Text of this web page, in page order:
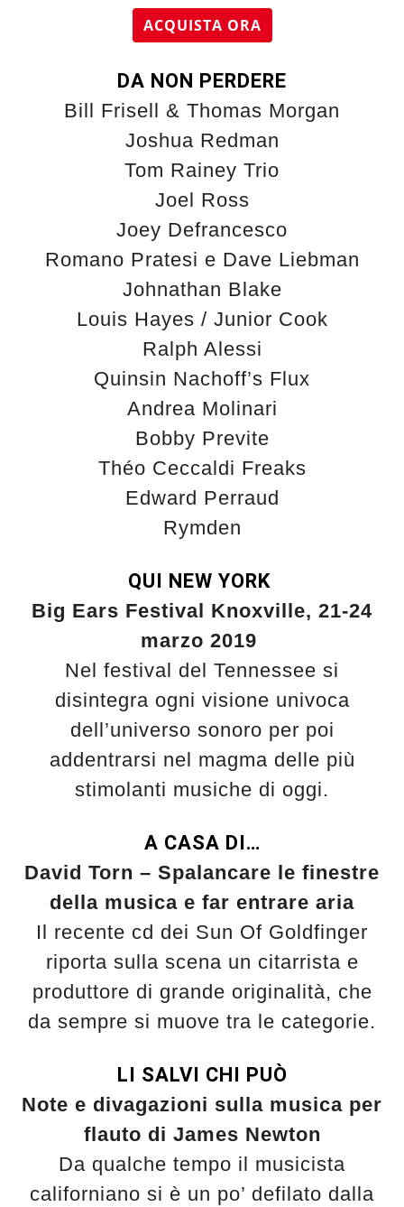
ACQUISTA ORA
DA NON PERDERE
Bill Frisell & Thomas Morgan
Joshua Redman
Tom Rainey Trio
Joel Ross
Joey Defrancesco
Romano Pratesi e Dave Liebman
Johnathan Blake
Louis Hayes / Junior Cook
Ralph Alessi
Quinsin Nachoff’s Flux
Andrea Molinari
Bobby Previte
Théo Ceccaldi Freaks
Edward Perraud
Rymden
QUI NEW YORK
Big Ears Festival Knoxville, 21-24
marzo 2019
Nel festival del Tennessee si
disintegra ogni visione univoca
dell’universo sonoro per poi
addentrarsi nel magma delle più
stimolanti musiche di oggi.
A CASA DI…
David Torn – Spalancare le finestre
della musica e far entrare aria
Il recente cd dei Sun Of Goldfinger
riporta sulla scena un citarrista e
produttore di grande originalità, che
da sempre si muove tra le categorie.
LI SALVI CHI PUÒ
Note e divagazioni sulla musica per
flauto di James Newton
Da qualche tempo il musicista
californiano si è un po’ defilato dalla